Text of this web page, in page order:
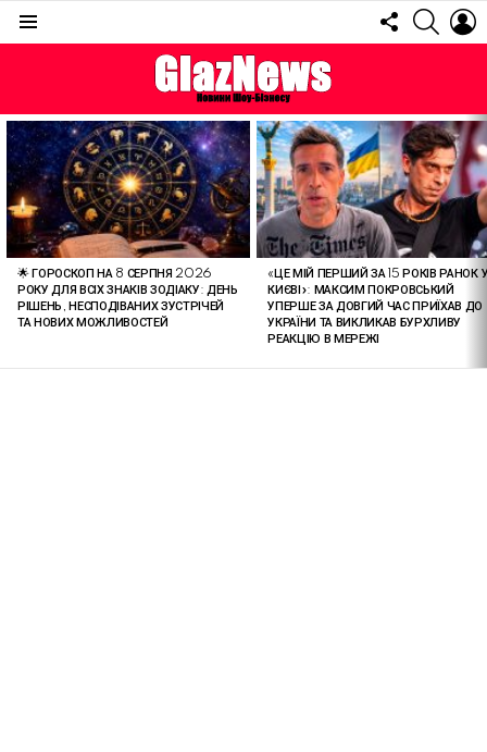
FOLLOW
US
ОСТАННІ
СТАТТІ
🌟 ГОРОСКОП НА 8 СЕРПНЯ 2026
РОКУ ДЛЯ ВСІХ ЗНАКІВ ЗОДІАКУ: ДЕНЬ
РІШЕНЬ, НЕСПОДІВАНИХ ЗУСТРІЧЕЙ
ТА НОВИХ МОЖЛИВОСТЕЙ
«ЦЕ МІЙ ПЕРШИЙ ЗА 15 РОКІВ РАНОК
КИЄВІ»: МАКСИМ ПОКРОВСЬКИЙ
УПЕРШЕ ЗА ДОВГИЙ ЧАС ПРИЇХАВ ДО
УКРАЇНИ ТА ВИКЛИКАВ БУРХЛИВУ
РЕАКЦІЮ В МЕРЕЖІ